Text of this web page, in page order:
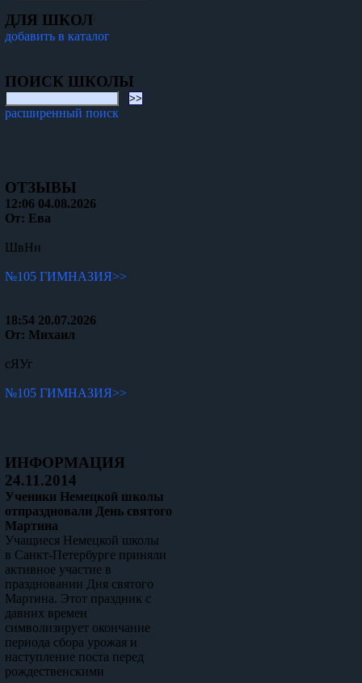
ДЛЯ ШКОЛ
добавить в каталог
ПОИСК ШКОЛЫ
расширенный поиск
ОТЗЫВЫ
12:06 04.08.2026
От: Ева
ШвНн
№105 ГИМНАЗИЯ>>
18:54 20.07.2026
От: Михаил
сЯУг
№105 ГИМНАЗИЯ>>
ИНФОРМАЦИЯ
24.11.2014
Ученики Немецкой школы
отпраздновали День святого
Мартина
Учащиеся Немецкой школы
в Санкт-Петербурге приняли
активное участие в
праздновании Дня святого
Мартина. Этот праздник с
давних времен
символизирует окончание
периода сбора урожая и
наступление поста перед
рождественскими